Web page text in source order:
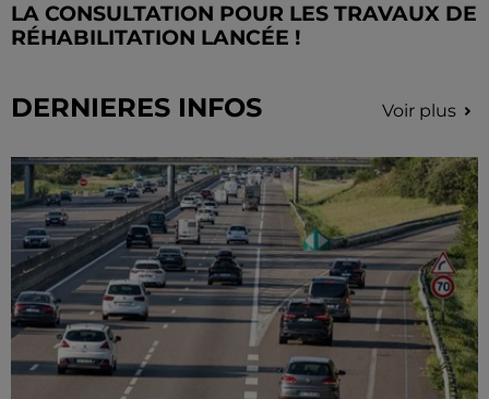
LA CONSULTATION POUR LES TRAVAUX DE
RÉHABILITATION LANCÉE !
DERNIERES INFOS Voir plus